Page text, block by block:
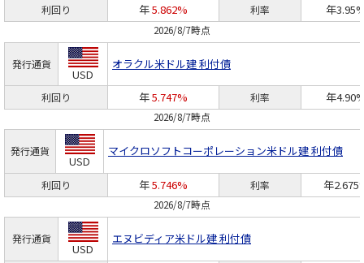
利回り 年5.862% 利率 年
2026/8/7時点
発行通貨
USD
オラクル米ドル建 利付債
利回り 年5.747% 利率 年
2026/8/7時点
発行通貨
USD
マイクロソフトコーポレーション米ドル建 利付債
利回り 年5.746% 利率 年
2026/8/7時点
発行通貨
USD
エヌビディア米ドル建 利付債